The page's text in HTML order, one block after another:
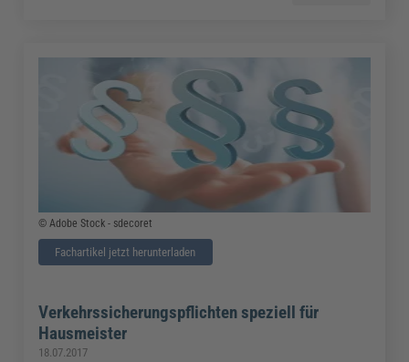
© Adobe Stock - sdecoret
Fachartikel jetzt herunterladen
Verkehrssicherungspflichten speziell für
Hausmeister
18.07.2017